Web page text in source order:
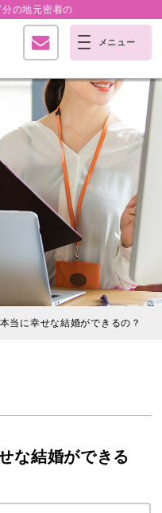
分の地元密着の
当に幸せな結婚ができるの？
な結婚ができる